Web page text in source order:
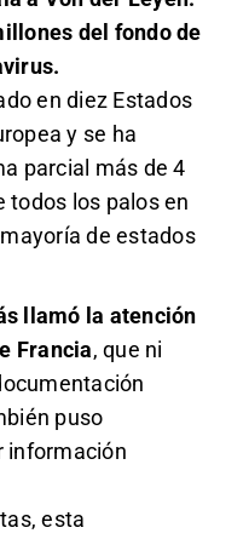
del fondo de
en diez Estados
y se ha
parcial más de 4
todos los palos en
de estados
llamó la atención
Francia, que ni
puso
información
esta